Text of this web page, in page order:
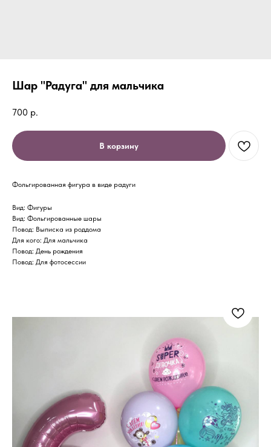
Шар "Радуга" для мальчика
700 р.
В корзину
Фольгированная фигура в виде радуги
Вид: Фигуры
Вид: Фольгированные шары
Повод: Выписка из роддома
Для кого: Для мальчика
Повод: День рождения
Повод: Для фотосессии